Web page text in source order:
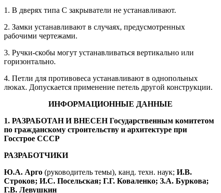
1. В дверях типа С закрыватели не устанавливают.
2. Замки устанавливают в случаях, предусмотренных
рабочими чертежами.
3. Ручки-скобы могут устанавливаться вертикально или
горизонтально.
4. Петли для противовеса устанавливают в однопольных
люках. Допускается применение петель другой конструкции.
ИНФОРМАЦИОННЫЕ ДАННЫЕ
1. РАЗРАБОТАН И ВНЕСЕН Государственным комитетом
по гражданскому строительству и архитектуре при
Госстрое СССР
РАЗРАБОТЧИКИ
Ю.А. Арго (руководитель темы), канд. техн. наук; И.В.
Строков; И.С. Посельская; Г.Г. Коваленко; З.А. Буркова;
Г.В. Левушкин